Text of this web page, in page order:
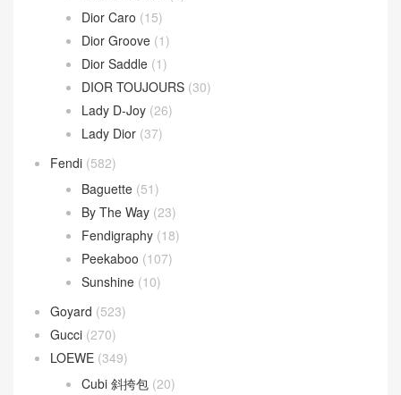
Dior Caro (15)
Dior Groove (1)
Dior Saddle (1)
DIOR TOUJOURS (30)
Lady D-Joy (26)
Lady Dior (37)
Fendi (582)
Baguette (51)
By The Way (23)
Fendigraphy (18)
Peekaboo (107)
Sunshine (10)
Goyard (523)
Gucci (270)
LOEWE (349)
Cubi 斜挎包 (20)